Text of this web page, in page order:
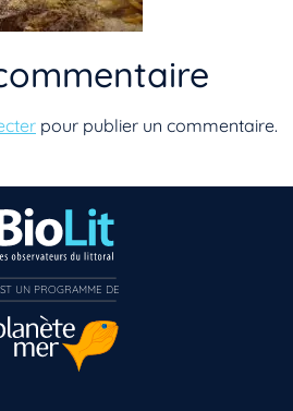
pour publier un commentaire.
encore inscrit à Biolit ?